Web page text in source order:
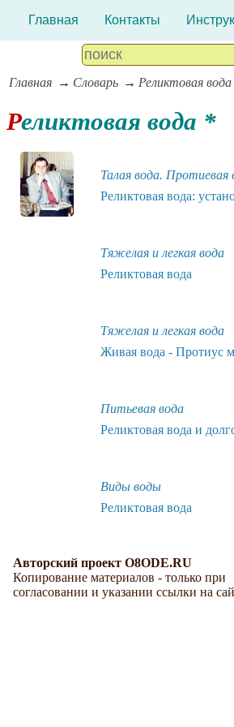
Главная Контакты
Главная Словарь Реликтовая вода
Реликтовая вода *
Талая вода. Протиевая
Реликтовая вода:
Тяжелая и легкая вода
Реликтовая вода
Тяжелая и легкая вода
Живая вода - Протиус
Питьевая вода
Реликтовая вода и
Виды воды
Реликтовая вода
Авторский проект O8ODE.RU
Копирование материалов - только при
согласовании и указании ссылки на